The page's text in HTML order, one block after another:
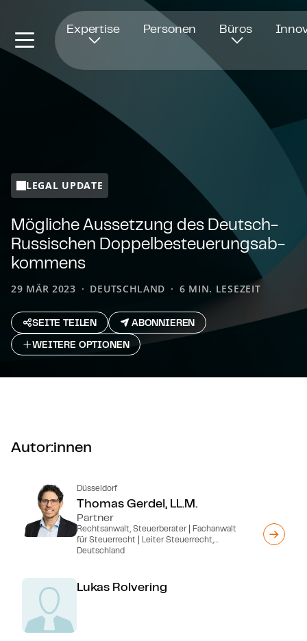
Expertise Personen Büros
LEGAL UPDATE
Mögliche Aussetzung des Deutsch-
Rus­si­schen Dop­pel­be­steue­rungs­ab­
kom­mens
29 MÄR 2023 DEUTSCHLAND 6 MIN. LESEZEIT
SEITE TEILEN
ABONNIEREN
WEITERE OPTIONEN
Autor:innen
Düsseldorf
Thomas Gerdel, LL.M.
Partner
Rechtsanwalt, Steuerberater | Fachanwalt
für Steuerrecht | Leiter Steuerrecht,
Deutschland
Lukas Rolvering
Öffnet in einem neuen Fenster